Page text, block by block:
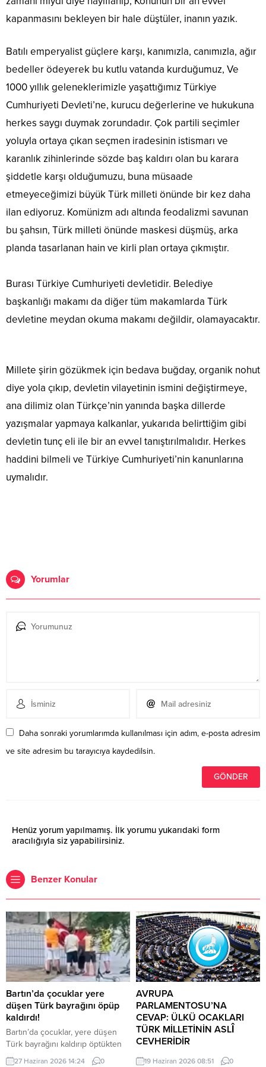
kapanmasını bekleyen bir hale düştüler, inanın yazık.
Batılı emperyalist güçlere karşı, kanımızla, canımızla, ağır
bedeller ödeyerek bu kutlu vatanda kurduğumuz, Ve
1000 yıllık geleneklerimizle yaşattığımız Türkiye
Cumhuriyeti Devleti’ne, kurucu değerlerine ve hukukuna
herkes saygı duymak zorundadır. Çok partili seçimler
yoluyla ortaya çıkan seçmen iradesinin istismarı ve
karanlık zihinlerinde sözde baş kaldırı olan bu karara
şiddetle karşı olduğumuzu, buna müsaade
etmeyeceğimizi büyük Türk milleti önünde bir kez daha
ilan ediyoruz. Komünizm adı altında feodalizmi savunan
bu şahsın, Türk milleti önünde maskesi düşmüş, arka
planda tasarlanan hain ve kirli plan ortaya çıkmıştır.
Burası Türkiye Cumhuriyeti devletidir. Belediye
başkanlığı makamı da diğer tüm makamlarda Türk
devletine meydan okuma makamı değildir, olamayacaktır.
Millete şirin gözükmek için bedava buğday, organik nohut
diye yola çıkıp, devletin vilayetinin ismini değiştirmeye,
ana dilimiz olan Türkçe’nin yanında başka dillerde
yazışmalar yapmaya kalkanlar, yukarıda belirttiğim gibi
devletin tunç eli ile bir an evvel tanıştırılmalıdır. Herkes
haddini bilmeli ve Türkiye Cumhuriyeti’nin kanunlarına
uymalıdır.
Yorumlar
Daha sonraki yorumlarımda kullanılması için adım, e-posta adresim
ve site adresim bu tarayıcıya kaydedilsin.
Henüz yorum yapılmamış. İlk yorumu yukarıdaki form
aracılığıyla siz yapabilirsiniz.
Benzer Konular
Bartın’da çocuklar yere
düşen Türk bayrağını öpüp
kaldırdı!
Bartın’da çocuklar, yere düşen
Türk bayrağını kaldırıp öptükten
sonra gelen itfaiye ekiplerinin de
27 Haziran 2026 14:24 0
AVRUPA
PARLAMENTOSU’NA
CEVAP: ÜLKÜ OCAKLARI
TÜRK MİLLETİNİN ASLÎ
CEVHERİDİR
MHP milletvekili Prof. Dr. İlyas
19 Haziran 2026 08:51 0